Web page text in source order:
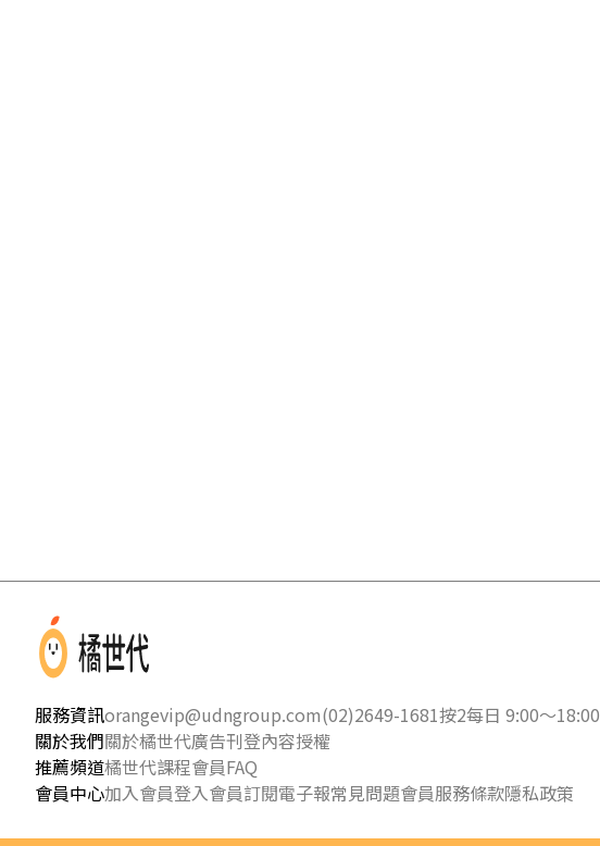
服務資訊orangevip@udngroup.com(02)2649-1681按2每日 9:00～18:00
關於我們關於橘世代廣告刊登內容授權
推薦頻道橘世代課程會員FAQ
會員中心加入會員登入會員訂閱電子報常見問題會員服務條款隱私政策